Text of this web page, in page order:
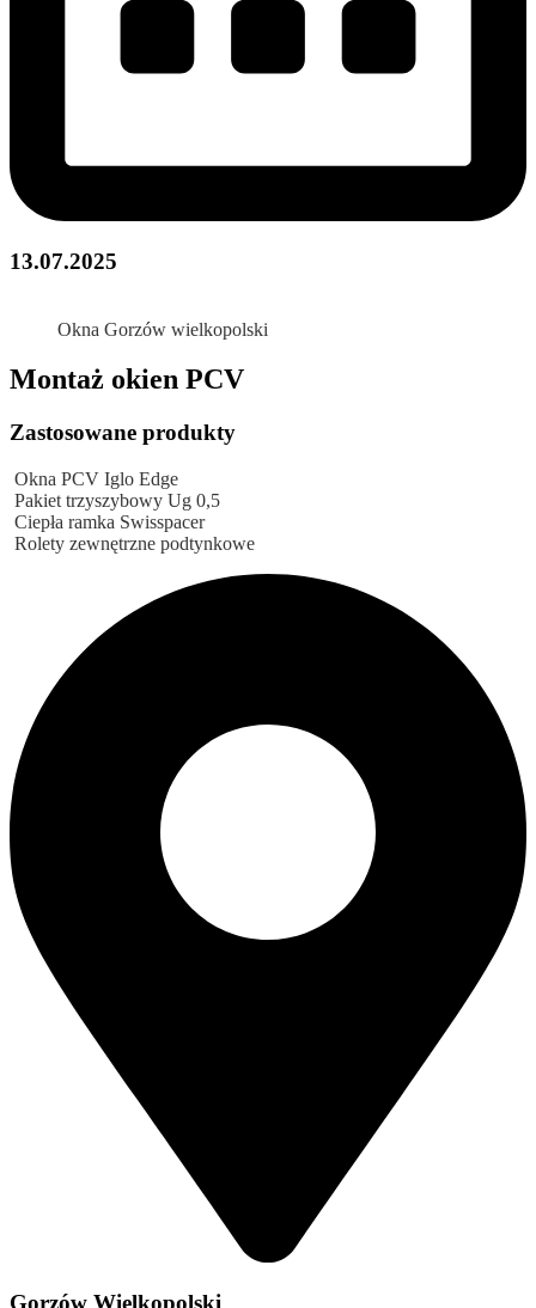
13.07.2025
Okna Gorzów wielkopolski
Montaż okien PCV
Zastosowane produkty
Okna PCV Iglo Edge
Pakiet trzyszybowy Ug 0,5
Ciepła ramka Swisspacer
Rolety zewnętrzne podtynkowe
Gorzów Wielkopolski